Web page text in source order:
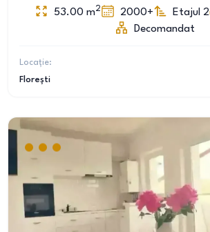
53.00 m2 2000+ Etajul 2
Decomandat
Locație:
Florești